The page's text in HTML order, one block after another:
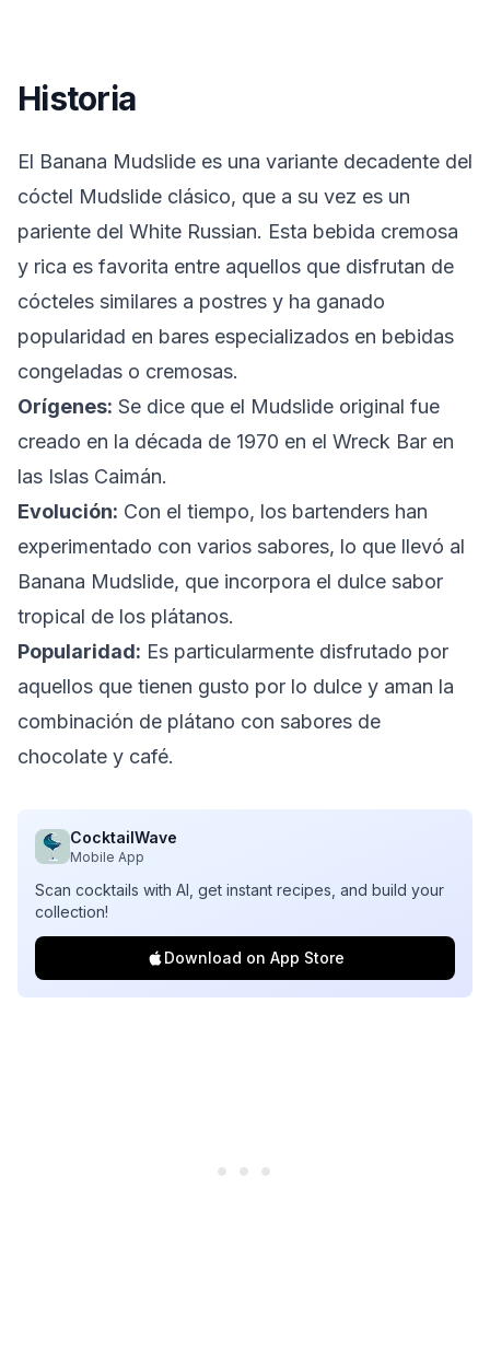
Historia
El Banana Mudslide es una variante decadente del
cóctel Mudslide clásico, que a su vez es un
pariente del White Russian. Esta bebida cremosa
y rica es favorita entre aquellos que disfrutan de
cócteles similares a postres y ha ganado
popularidad en bares especializados en bebidas
congeladas o cremosas.
Orígenes: Se dice que el Mudslide original fue
creado en la década de 1970 en el Wreck Bar en
las Islas Caimán.
Evolución: Con el tiempo, los bartenders han
experimentado con varios sabores, lo que llevó al
Banana Mudslide, que incorpora el dulce sabor
tropical de los plátanos.
Popularidad: Es particularmente disfrutado por
aquellos que tienen gusto por lo dulce y aman la
combinación de plátano con sabores de
chocolate y café.
CocktailWave
Mobile App
Scan cocktails with AI, get instant recipes, and build your
collection!
Download on App Store